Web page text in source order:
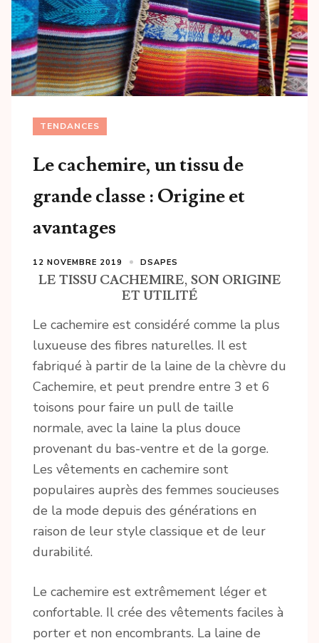
TENDANCES
Le cachemire, un tissu de
grande classe : Origine et
avantages
12 NOVEMBRE 2019 DSAPES
LE TISSU CACHEMIRE, SON ORIGINE
ET UTILITÉ
Le cachemire est considéré comme la plus
luxueuse des fibres naturelles. Il est
fabriqué à partir de la laine de la chèvre du
Cachemire, et peut prendre entre 3 et 6
toisons pour faire un pull de taille
normale, avec la laine la plus douce
provenant du bas-ventre et de la gorge.
Les vêtements en cachemire sont
populaires auprès des femmes soucieuses
de la mode depuis des générations en
raison de leur style classique et de leur
durabilité.
Le cachemire est extrêmement léger et
confortable. Il crée des vêtements faciles à
porter et non encombrants. La laine de